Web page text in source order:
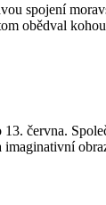
spojení
obědval
června.